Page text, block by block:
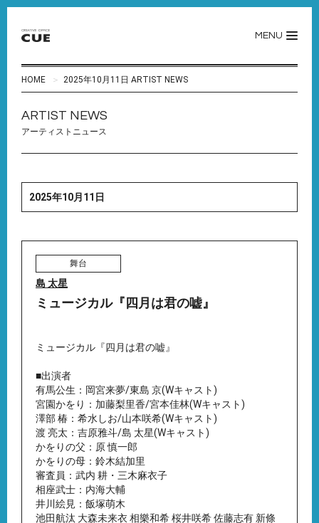
MENU
HOME 2025年10月11日 ARTIST NEWS
ARTIST NEWS
アーティストニュース
2025年10月11日
舞台
島 太星
ミュージカル『四月は君の嘘』
ミュージカル『四月は君の嘘』
■出演者
有馬公生：岡宮来夢/東島 京(Wキャスト)
宮園かをり：加藤梨里香/宮本佳林(Wキャスト)
澤部 椿：希水しお/山本咲希(Wキャスト)
渡 亮太：吉原雅斗/島 太星(Wキャスト)
かをりの父：原 慎一郎
かをりの母：鈴木結加里
審査員：武内 耕・三木麻衣子
相座武士：内海大輔
井川絵見：飯塚萌木
池田航汰 大森未来衣 相樂和希 桜井咲希 佐藤志有 新條